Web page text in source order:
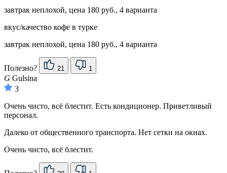
завтрак неплохой, цена 180 руб., 4 варианта
вкус/качество кофе в турке
завтрак неплохой, цена 180 руб., 4 варианта
Полезно? 21 1
G Gulsina
3
Очень чисто, всё блестит. Есть кондиционер. Приветливый
персонал.
Далеко от общественного транспорта. Нет сетки на окнах.
Очень чисто, всё блестит.